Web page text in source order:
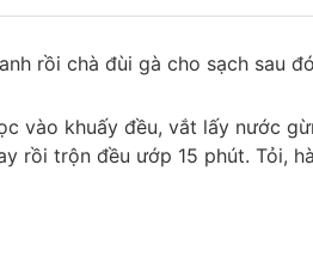
rồi chà đùi gà cho sạch sau
vào khuấy đều, vắt lấy nước
rồi trộn đều ướp 15 phút. Tỏi,